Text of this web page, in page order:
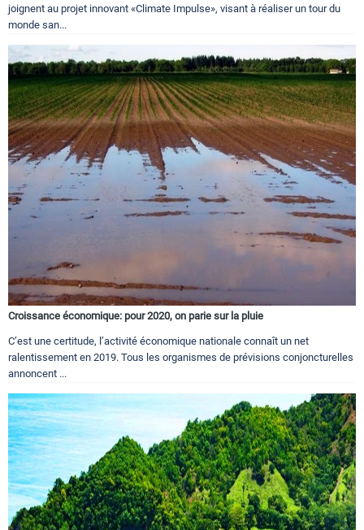
joignent au projet innovant «Climate Impulse», visant à réaliser un tour du
monde san...
Croissance économique: pour 2020, on parie sur la pluie
C’est une certitude, l’activité économique nationale connaît un net
ralentissement en 2019. Tous les organismes de prévisions conjoncturelles
annoncent ...